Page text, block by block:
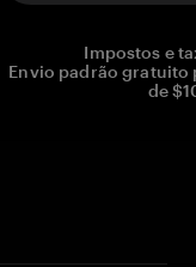
Impostos e
Envio padrão gratuito
de